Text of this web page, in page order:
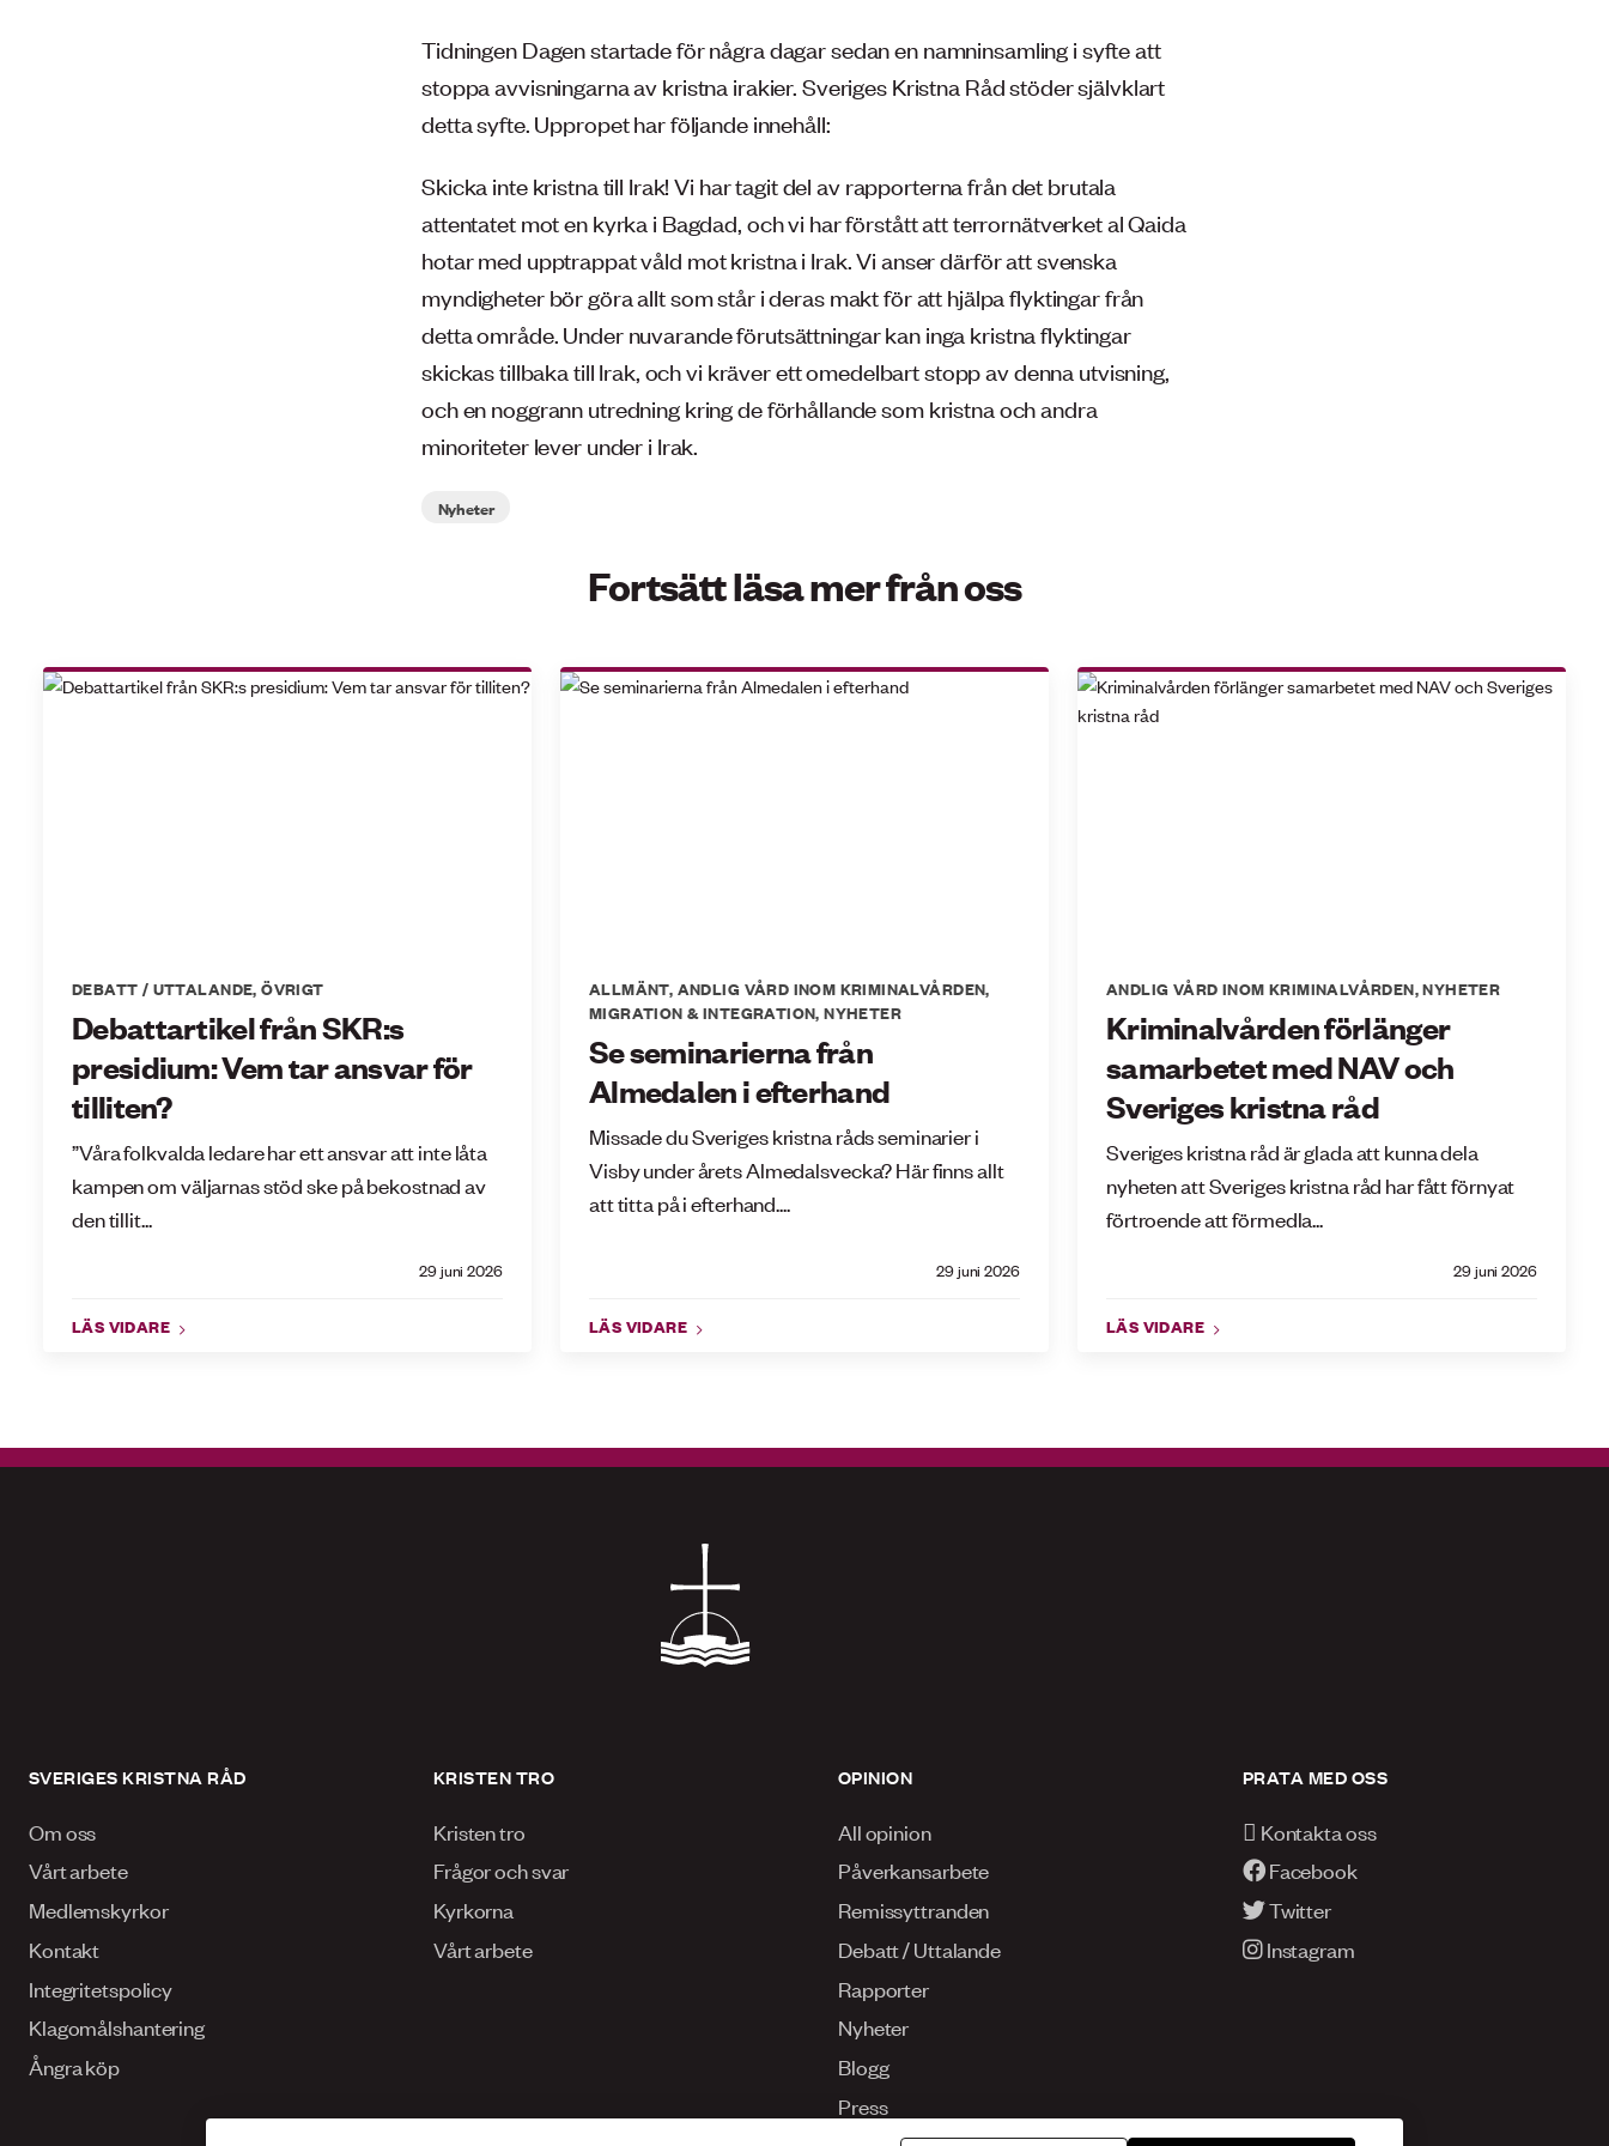
Tidningen Dagen startade för några dagar sedan en namninsamling i syfte att
stoppa avvisningarna av kristna irakier. Sveriges Kristna Råd stöder självklart
detta syfte. Uppropet har följande innehåll:
Skicka inte kristna till Irak! Vi har tagit del av rapporterna från det brutala
attentatet mot en kyrka i Bagdad, och vi har förstått att terrornätverket al Qaida
hotar med upptrappat våld mot kristna i Irak. Vi anser därför att svenska
myndigheter bör göra allt som står i deras makt för att hjälpa flyktingar från
detta område. Under nuvarande förutsättningar kan inga kristna flyktingar
skickas tillbaka till Irak, och vi kräver ett omedelbart stopp av denna utvisning,
och en noggrann utredning kring de förhållande som kristna och andra
minoriteter lever under i Irak.
Nyheter
Fortsätt läsa mer från oss
DEBATT / UTTALANDE,ÖVRIGT
Debattartikel från SKR:s
presidium: Vem tar ansvar för
tilliten?
29 juni 2026
”Våra folkvalda ledare har ett ansvar att inte låta
kampen om väljarnas stöd ske på bekostnad av
den tillit...
LÄS VIDARE
ALLMÄNT, ANDLIG VÅRD INOM KRIMINALVÅRDEN,
MIGRATION & INTEGRATION,NYHETER
Se seminarierna från
Almedalen i efterhand
29 juni 2026
Missade du Sveriges kristna råds seminarier i
Visby under årets Almedalsvecka? Här finns allt
att titta på i efterhand....
LÄS VIDARE
ANDLIG VÅRD INOM KRIMINALVÅRDEN,NYHETER
Kriminalvården förlänger
samarbetet med NAV och
Sveriges kristna råd
29 juni 2026
Sveriges kristna råd är glada att kunna dela
nyheten att Sveriges kristna råd har fått förnyat
förtroende att förmedla...
LÄS VIDARE
SVERIGES KRISTNA RÅD
Om oss
Vårt arbete
Medlemskyrkor
Kontakt
Integritetspolicy
Klagomålshantering
Ångra köp
KRISTEN TRO
Kristen tro
Frågor och svar
Kyrkorna
Vårt arbete
OPINION
All opinion
Påverkansarbete
Remissyttranden
Debatt / Uttalande
Rapporter
Nyheter
Blogg
Press
PRATA MED OSS
Kontakta oss
Facebook
Twitter
Instagram